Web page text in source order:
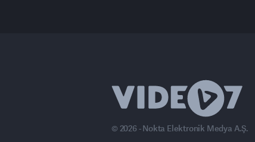
© 2026 - Nokta Elektronik Medya A.Ş.